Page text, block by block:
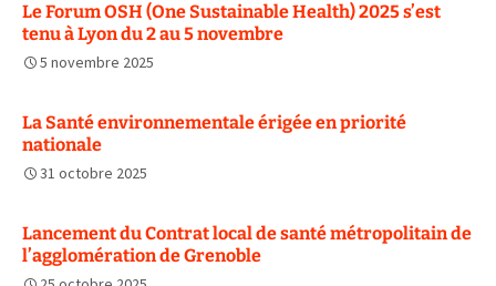
Le Forum OSH (One Sustainable Health) 2025 s’est
tenu à Lyon du 2 au 5 novembre
5 novembre 2025
La Santé environnementale érigée en priorité
nationale
31 octobre 2025
Lancement du Contrat local de santé métropolitain de
l’agglomération de Grenoble